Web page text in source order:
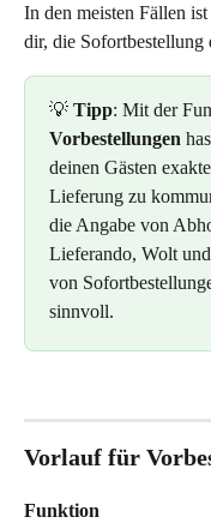
In den meisten Fällen
dir, die Sofortbestellung
💡 Tipp: Mit der
Vorbestellungen
deinen Gästen
Lieferung zu
die Angabe von
Lieferando, Wolt
von
sinnvoll.
Vorlauf für
Funktion